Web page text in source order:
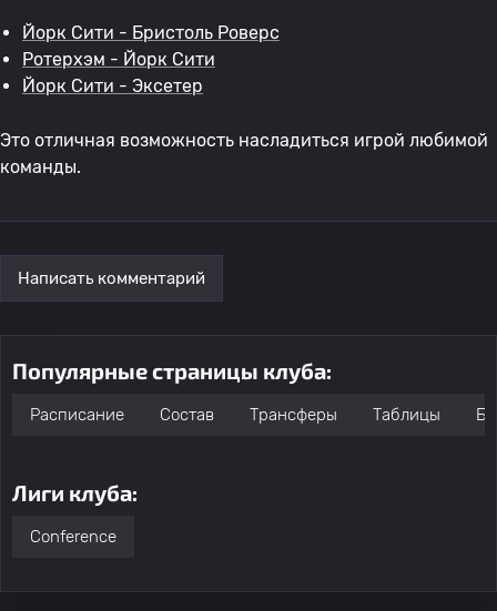
Йорк Сити - Бристоль Роверс
Ротерхэм - Йорк Сити
Йорк Сити - Эксетер
Это отличная возможность насладиться игрой любимой
команды.
Написать комментарий
Популярные страницы клуба:
Расписание Состав Трансферы Таблицы
Лиги клуба:
Conference